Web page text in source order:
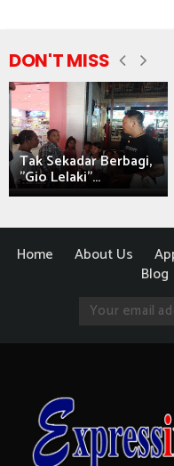
DON'T MISS
Tak Sekadar Berbagi,
"Gio Lelaki"...
Home About Us
Blog